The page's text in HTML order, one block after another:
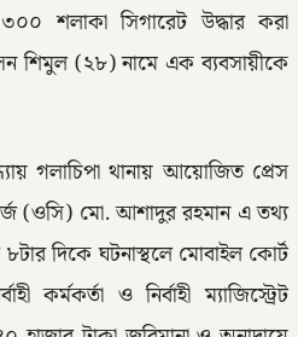
শলাকা সিগারেট উদ্ধার করা
শিমুল (২৮) নামে এক ব্যবসায়ীকে
গলাচিপা থানায় আয়োজিত প্রেস
(ওসি) মো. আশাদুর রহমান এ তথ্য
দিকে ঘটনাস্থলে মোবাইল কোর্ট
কর্মকর্তা ও নির্বাহী ম্যাজিস্ট্রেট